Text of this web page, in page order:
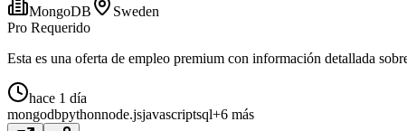
MongoDB
Sweden
Pro Requerido
Esta es una oferta de empleo premium con información detallada
hace 1 día
mongodbpythonnode.jsjavascriptsql+6 más